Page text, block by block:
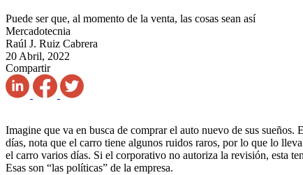
Puede ser que, al momento de la venta, las cosas sean así
Mercadotecnia
Raúl J. Ruiz Cabrera
20 Abril, 2022
Compartir
Imagine que va en busca de comprar el auto nuevo de sus
días, nota que el carro tiene algunos ruidos raros, por lo que lo
el carro varios días. Si el corporativo no autoriza la revisión, esta
Esas son “las políticas” de la empresa.